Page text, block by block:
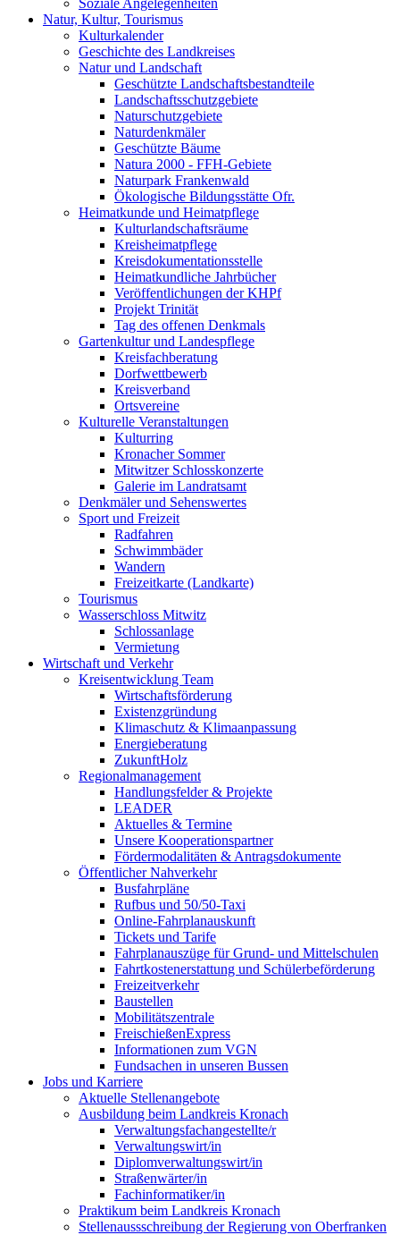
Soziale Angelegenheiten
Natur, Kultur, Tourismus
Kulturkalender
Geschichte des Landkreises
Natur und Landschaft
Geschützte Landschaftsbestandteile
Landschaftsschutzgebiete
Naturschutzgebiete
Naturdenkmäler
Geschützte Bäume
Natura 2000 - FFH-Gebiete
Naturpark Frankenwald
Ökologische Bildungsstätte Ofr.
Heimatkunde und Heimatpflege
Kulturlandschaftsräume
Kreisheimatpflege
Kreisdokumentationsstelle
Heimatkundliche Jahrbücher
Veröffentlichungen der KHPf
Projekt Trinität
Tag des offenen Denkmals
Gartenkultur und Landespflege
Kreisfachberatung
Dorfwettbewerb
Kreisverband
Ortsvereine
Kulturelle Veranstaltungen
Kulturring
Kronacher Sommer
Mitwitzer Schlosskonzerte
Galerie im Landratsamt
Denkmäler und Sehenswertes
Sport und Freizeit
Radfahren
Schwimmbäder
Wandern
Freizeitkarte (Landkarte)
Tourismus
Wasserschloss Mitwitz
Schlossanlage
Vermietung
Wirtschaft und Verkehr
Kreisentwicklung Team
Wirtschaftsförderung
Existenzgründung
Klimaschutz & Klimaanpassung
Energieberatung
ZukunftHolz
Regionalmanagement
Handlungsfelder & Projekte
LEADER
Aktuelles & Termine
Unsere Kooperationspartner
Fördermodalitäten & Antragsdokumente
Öffentlicher Nahverkehr
Busfahrpläne
Rufbus und 50/50-Taxi
Online-Fahrplanauskunft
Tickets und Tarife
Fahrplanauszüge für Grund- und Mittelschulen
Fahrtkostenerstattung und Schülerbeförderung
Freizeitverkehr
Baustellen
Mobilitätszentrale
FreischießenExpress
Informationen zum VGN
Fundsachen in unseren Bussen
Jobs und Karriere
Aktuelle Stellenangebote
Ausbildung beim Landkreis Kronach
Verwaltungsfachangestellte/r
Verwaltungswirt/in
Diplomverwaltungswirt/in
Straßenwärter/in
Fachinformatiker/in
Praktikum beim Landkreis Kronach
Stellenaussschreibung der Regierung von Oberfranken